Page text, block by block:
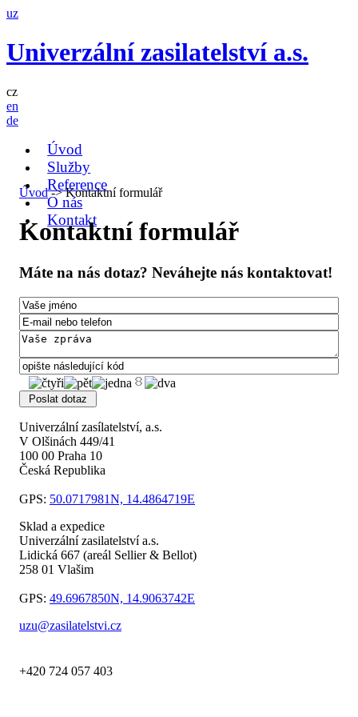
uz
Univerzální zasilatelství a.s.
cz
en
de
Úvod
Služby
Reference
O nás
Kontakt
Úvod-> Kontaktní formulář
Kontaktní formulář
Máte na nás dotaz? Neváhejte nás kontaktovat!
Univerzální zasílatelství, a.s.
V Olšinách 449/41
100 00 Praha 10
Česká Republika
GPS: 50.0717981N, 14.4864719E
Sklad a expedice
Univerzální zasilatelství a.s.
Lidická 667 (areál Sellier & Bellot)
258 01 Vlašim
GPS: 49.6967850N, 14.9063742E
uzu@zasilatelstvi.cz
+420 724 057 403